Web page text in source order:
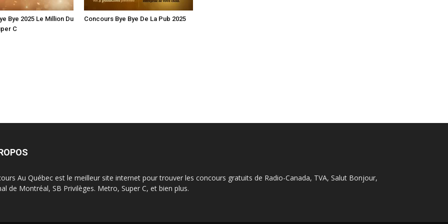
Bye 2025 Le Million Du
C
Concours Bye Bye De La Pub 2025
Au Québec est le meilleur site internet pour trouver les concours gratuits de Radio-Canada, TVA, Salut Bonjour,
de Montréal, SB Privilèges. Metro, Super C, et bien plus.